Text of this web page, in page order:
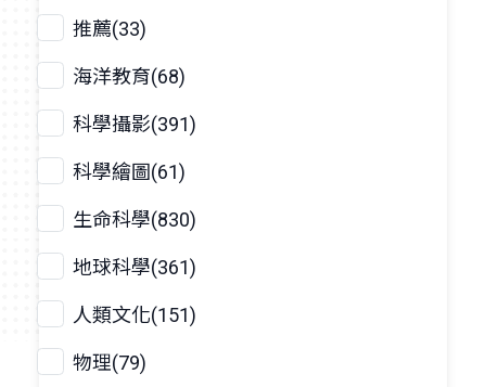
推薦(33)
海洋教育(68)
科學攝影(391)
科學繪圖(61)
生命科學(830)
地球科學(361)
人類文化(151)
物理(79)